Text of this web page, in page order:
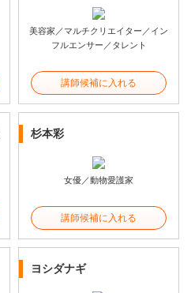
美容家／マルチクリエイター／イン
フルエンサー／タレント
講師候補に入れる
杉本彩
女優／動物愛護家
講師候補に入れる
ヨシダナギ